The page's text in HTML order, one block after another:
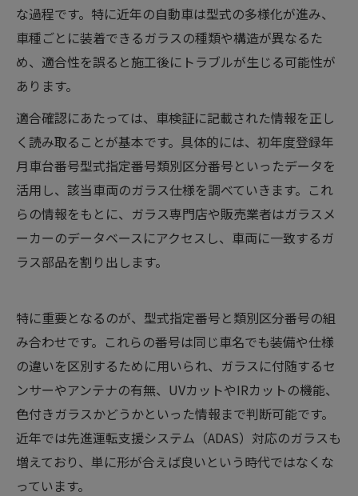
な過程です。特に近年の自動車は型式の多様化が進み、
車種ごとに装着できるガラスの種類や構造が異なるた
め、適合性を誤ると施工後にトラブルが生じる可能性が
あります。
適合確認にあたっては、車検証に記載された情報を正し
く読み取ることが基本です。具体的には、初年度登録年
月車台番号型式指定番号類別区分番号といったデータを
活用し、該当車両のガラス仕様を調べていきます。これ
らの情報をもとに、ガラス専門店や販売業者はガラスメ
ーカーのデータベースにアクセスし、車両に一致するガ
ラス部品を割り出します。
特に重要となるのが、型式指定番号と類別区分番号の組
み合わせです。これらの番号は同じ車名でも装備や仕様
の違いを区別するために用いられ、ガラスに付随するセ
ンサーやアンテナの有無、UVカットやIRカットの機能、
色付きガラスかどうかといった情報まで判断可能です。
近年では先進運転支援システム（ADAS）対応のガラスも
増えており、単に形が合えば良いという時代ではなくな
っています。